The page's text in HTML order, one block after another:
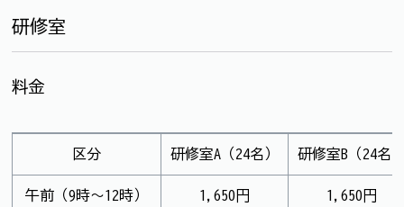
研修室
料金
区分 研修室A（24名） 研修室B（24名
午前（9時～12時） 1,650円 1,650円